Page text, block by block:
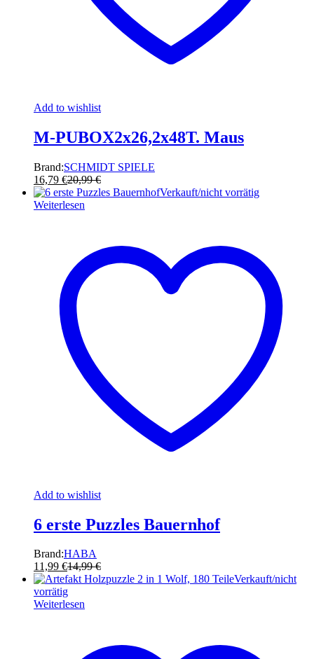
Add to wishlist
M-PUBOX2x26,2x48T. Maus
Brand:SCHMIDT SPIELE
16,79 €20,99€
Verkauft/nicht vorrätig
Weiterlesen
Add to wishlist
6 erste Puzzles Bauernhof
Brand:HABA
11,99 €14,99€
Verkauft/nicht
vorrätig
Weiterlesen